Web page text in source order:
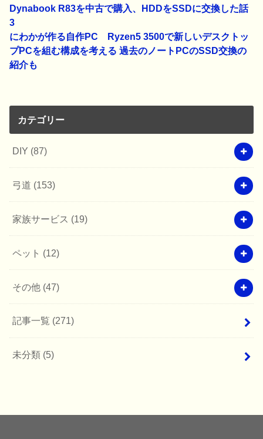
Dynabook R83を中古で購入、HDDをSSDに交換した話
3
にわかが作る自作PC Ryzen5 3500で新しいデスクトッ
プPCを組む構成を考える 過去のノートPCのSSD交換の
紹介も
カテゴリー
DIY (87)
弓道 (153)
家族サービス (19)
ペット (12)
その他 (47)
記事一覧 (271)
未分類 (5)